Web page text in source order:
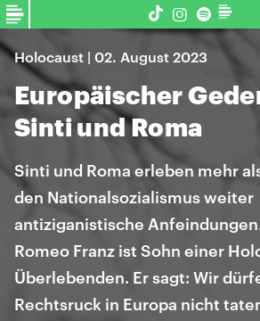
Holocaust | 02. August 2023
Europäischer
Sinti und Roma
Sinti und Roma erleben mehr
den Nationalsozialismus weiter
antiziganistische
Romeo Franz ist Sohn einer
Überlebenden. Er sagt: Wir
Rechtsruck in Europa nicht